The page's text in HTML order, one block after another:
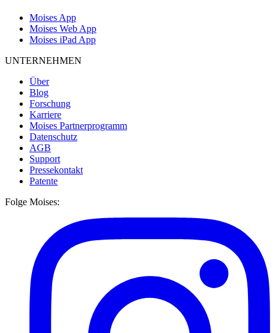
Moises App
Moises Web App
Moises iPad App
UNTERNEHMEN
Über
Blog
Forschung
Karriere
Moises Partnerprogramm
Datenschutz
AGB
Support
Pressekontakt
Patente
Folge Moises: